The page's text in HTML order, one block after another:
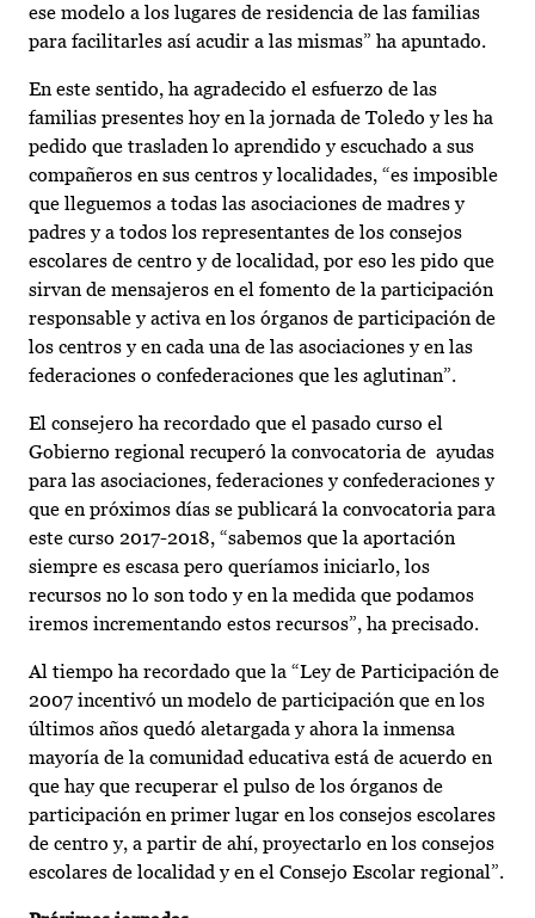
ese modelo a los lugares de residencia de las familias
para facilitarles así acudir a las mismas” ha apuntado.
En este sentido, ha agradecido el esfuerzo de las
familias presentes hoy en la jornada de Toledo y les ha
pedido que trasladen lo aprendido y escuchado a sus
compañeros en sus centros y localidades, “es imposible
que lleguemos a todas las asociaciones de madres y
padres y a todos los representantes de los consejos
escolares de centro y de localidad, por eso les pido que
sirvan de mensajeros en el fomento de la participación
responsable y activa en los órganos de participación de
los centros y en cada una de las asociaciones y en las
federaciones o confederaciones que les aglutinan”.
El consejero ha recordado que el pasado curso el
Gobierno regional recuperó la convocatoria de ayudas
para las asociaciones, federaciones y confederaciones y
que en próximos días se publicará la convocatoria para
este curso 2017-2018, “sabemos que la aportación
siempre es escasa pero queríamos iniciarlo, los
recursos no lo son todo y en la medida que podamos
iremos incrementando estos recursos”, ha precisado.
Al tiempo ha recordado que la “Ley de Participación de
2007 incentivó un modelo de participación que en los
últimos años quedó aletargada y ahora la inmensa
mayoría de la comunidad educativa está de acuerdo en
que hay que recuperar el pulso de los órganos de
participación en primer lugar en los consejos escolares
de centro y, a partir de ahí, proyectarlo en los consejos
escolares de localidad y en el Consejo Escolar regional”.